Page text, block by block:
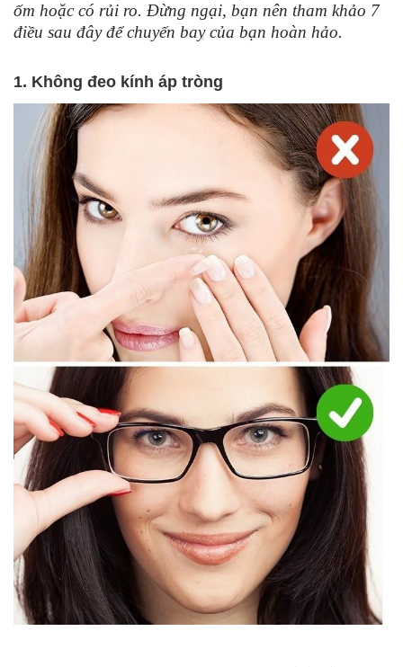
ốm hoặc có rủi ro. Đừng ngại, bạn nên tham khảo 7
điều sau đây để chuyến bay của bạn hoàn hảo.
1. Không đeo kính áp tròng